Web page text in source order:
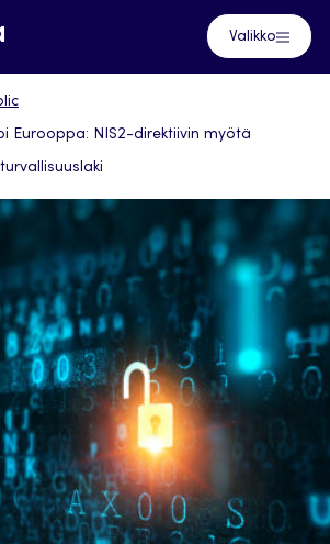
Valikko
Eurooppa: NIS2-direktiivin myötä